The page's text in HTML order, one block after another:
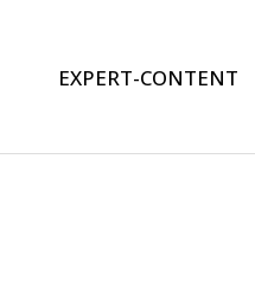
EXPERT-CONTENT